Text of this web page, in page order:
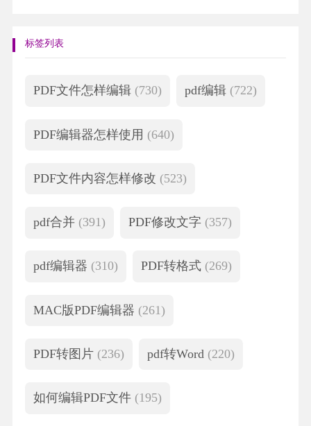
标签列表
PDF文件怎样编辑 (730) pdf编辑 (722)
PDF编辑器怎样使用 (640)
PDF文件内容怎样修改 (523)
pdf合并 (391) PDF修改文字 (357)
pdf编辑器 (310) PDF转格式 (269)
MAC版PDF编辑器 (261)
PDF转图片 (236) pdf转Word (220)
如何编辑PDF文件 (195)